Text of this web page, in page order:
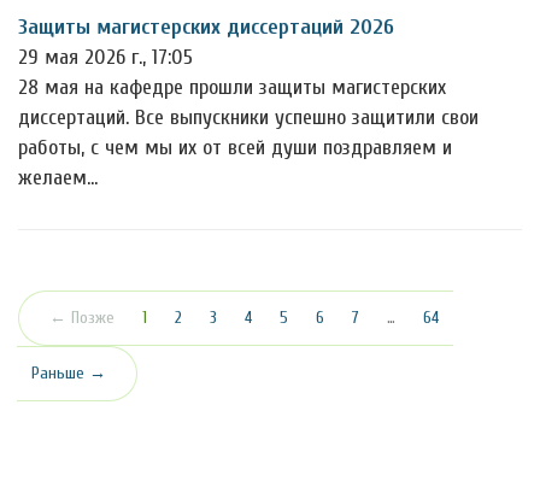
Защиты магистерских диссертаций 2026
29 мая 2026 г., 17:05
28 мая на кафедре прошли защиты магистерских
диссертаций. Все выпускники успешно защитили свои
работы, с чем мы их от всей души поздравляем и
желаем…
← Позже 1 (текущая)
2 3 4 5 6 7 … 64
Раньше →